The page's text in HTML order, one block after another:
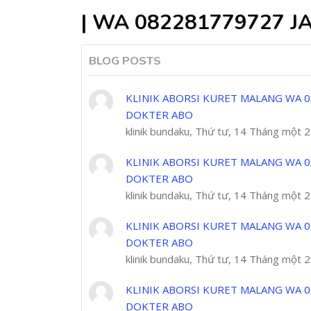
| WA 082281779727
BLOG POSTS
KLINIK ABORSI KURET MALANG
DOKTER ABO
klinik bundaku, Thứ tư, 14 Tháng một
KLINIK ABORSI KURET MALANG
DOKTER ABO
klinik bundaku, Thứ tư, 14 Tháng một
KLINIK ABORSI KURET MALANG
DOKTER ABO
klinik bundaku, Thứ tư, 14 Tháng một
KLINIK ABORSI KURET MALANG
DOKTER ABO